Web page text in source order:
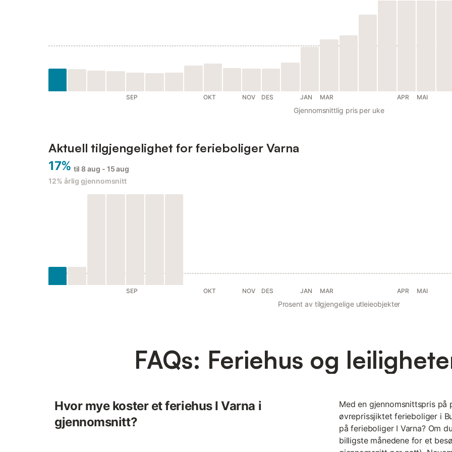
SEP OKT NOV DES JAN MAR APR MAI
Gjennomsnittlig pris per uke
Aktuell tilgjengelighet for ferieboliger Varna
17% til 8 aug - 15 aug
12% årlig gjennomsnitt
SEP OKT NOV DES JAN MAR APR MAI
Prosent av tilgjengelige utleieobjekter
FAQs: Feriehus og
Hvor mye koster et feriehus I Varna i
gjennomsnitt?
Med en gjennomsnittspris på
øvreprissjiktet ferieboliger i
på ferieboliger I Varna? Om
billigste månedene for et